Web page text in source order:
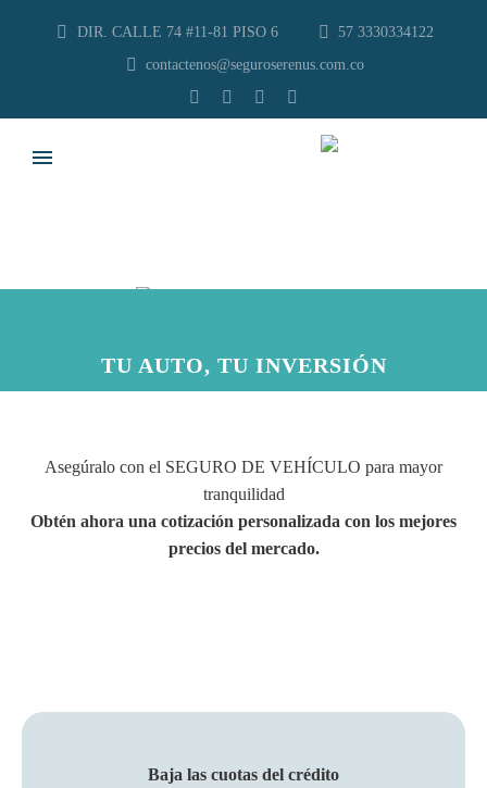
DIR. CALLE 74 #11-81 PISO 6
57 3330334122
contactenos@seguroserenus.com.co
TU AUTO, TU INVERSIÓN
Asegúralo con el SEGURO DE VEHÍCULO para mayor
tranquilidad
Obtén ahora una cotización personalizada con los mejores
precios del mercado.
Baja las cuotas del crédito